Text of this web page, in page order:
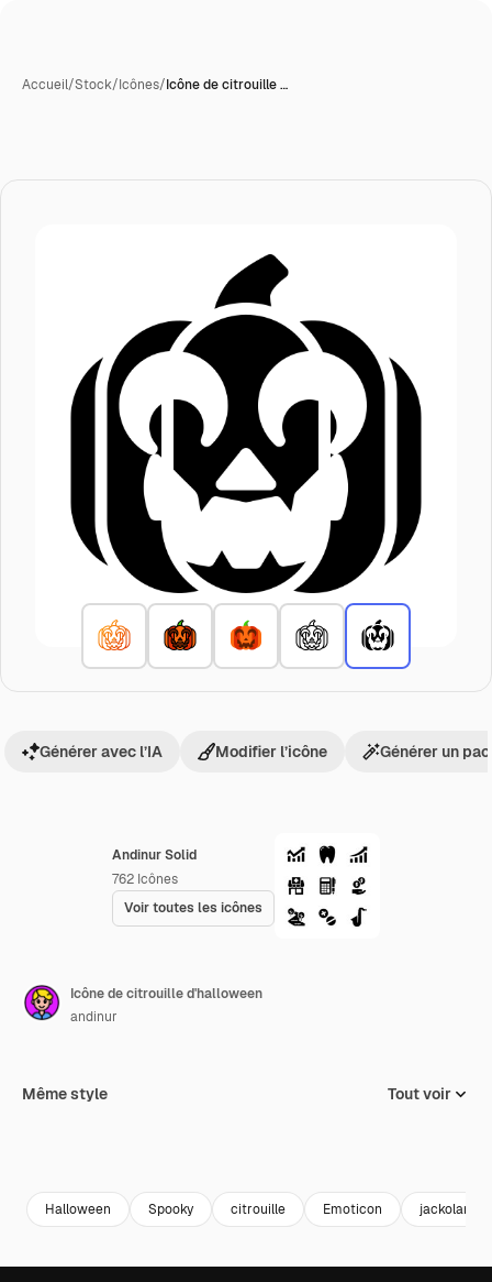
Accueil/Stock/Icônes/Icône de citrouille …
Andinur Solid
762 Icônes
Voir toutes les icônes
Générer avec l’IA Modifier l’icône Générer un
Icône de citrouille d'halloween
andinur
Même style Tout voir
Halloween Spooky citrouille Emoticon